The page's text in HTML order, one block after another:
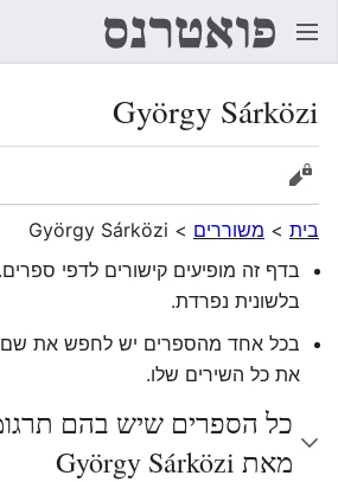
György Sárközi
הצגת מקור
בית > משוררים >
György Sárközi
בדף זה מופיעים קישורים לדפי
בלשונית נפרדת.
בכל אחד מהספרים יש לחפש את שם
את כל השירים שלו.
כל הספרים שיש בהם
מאת György Sárközi